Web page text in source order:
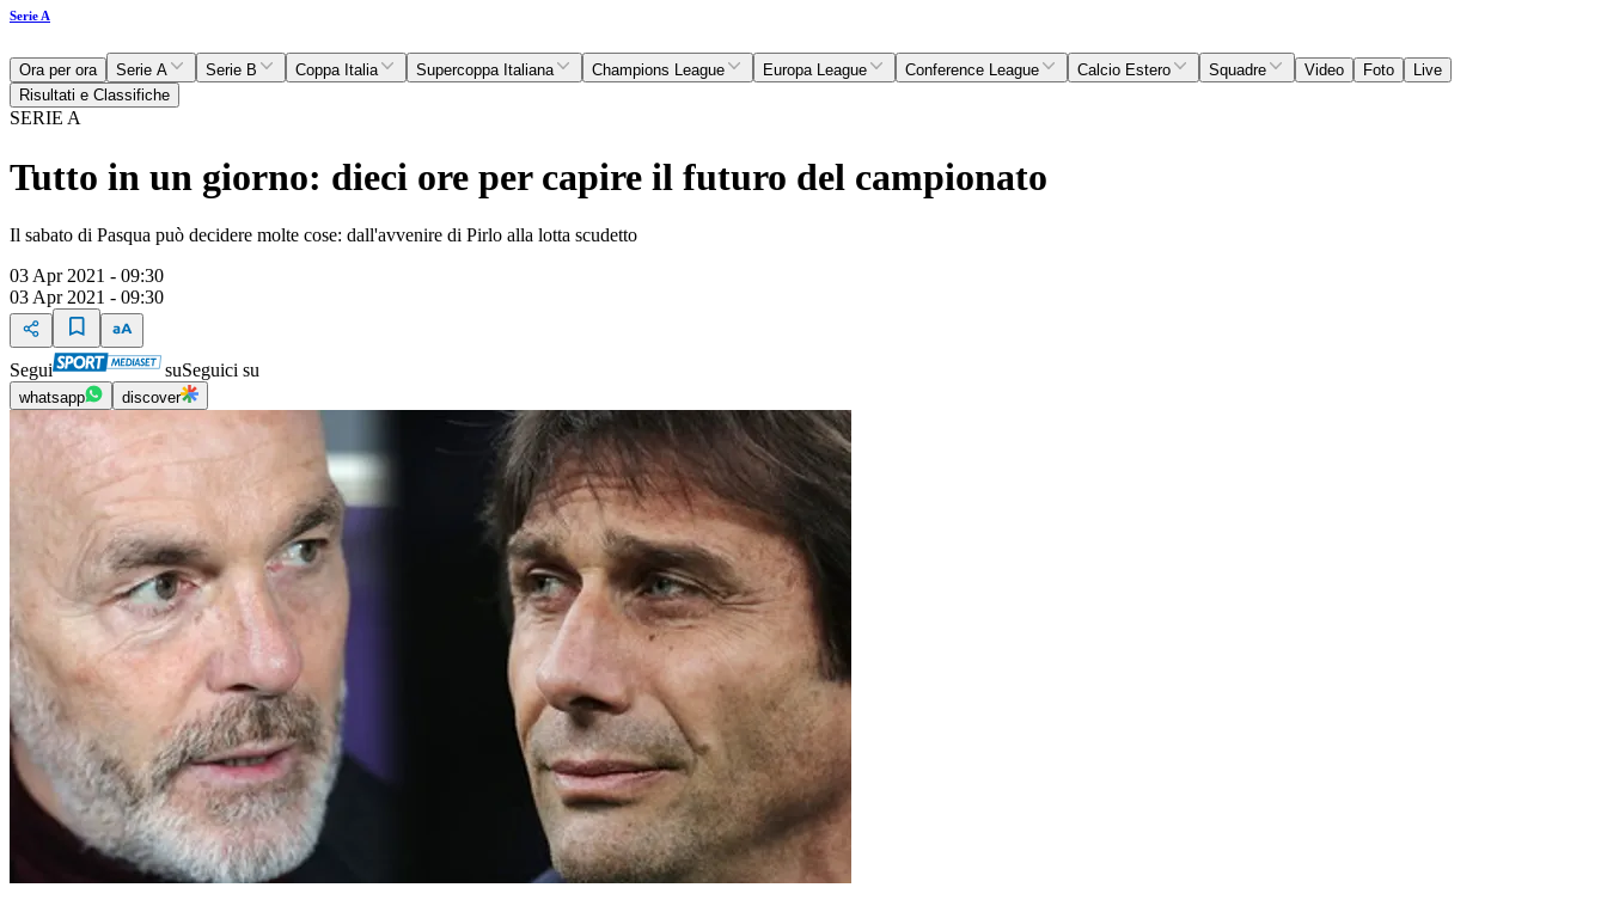
Serie A
Ora per ora Serie A Serie B Coppa Italia Supercoppa Italiana Champions League Europa League Conference League Calcio Estero Squadre Video Foto
Live
Risultati e Classifiche
SERIE A
Tutto in un giorno: dieci ore per capire il futuro del campionato
Il sabato di Pasqua può decidere molte cose: dall'avvenire di Pirlo alla lotta scudetto
03 Apr 2021 - 09:30
03 Apr 2021 - 09:30
Segui suSeguici su
whatsapp discover